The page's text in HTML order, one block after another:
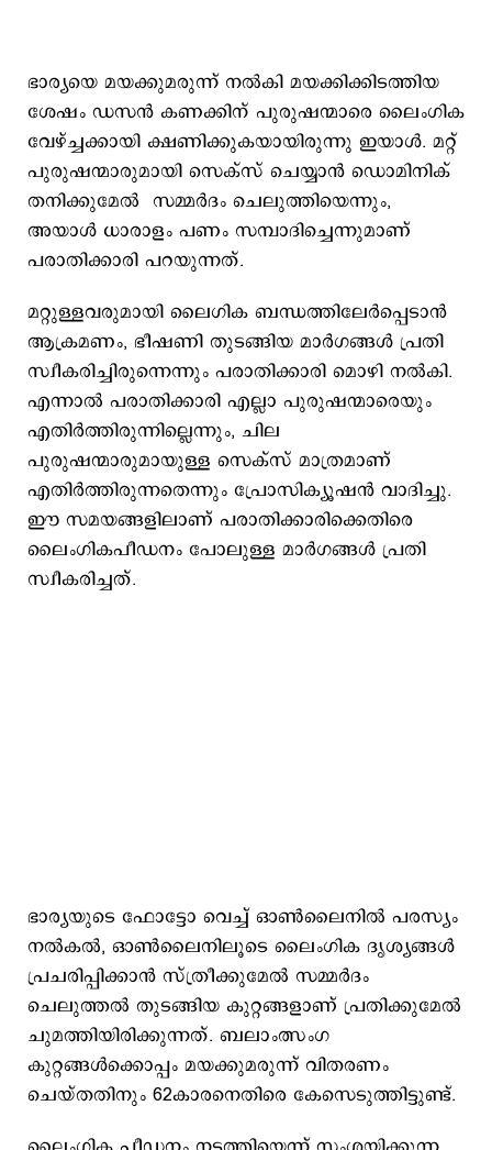
ഭാര്യയെ മയക്കുമരുന്ന് നൽകി മയക്കിക്കിടത്തിയ
ശേഷം ഡസൻ കണക്കിന് പുരുഷന്മാരെ ലൈം​ഗിക
വേഴ്ച്ചക്കായി ക്ഷണിക്കുകയായിരുന്നു ഇയാൾ. മറ്റ്
പുരുഷന്മാരുമായി സെക്സ് ചെയ്യാൻ ഡൊമിനിക്‌
തനിക്കുമേൽ സമ്മർദം ചെലുത്തിയെന്നും,
അയാൾ ധാരാളം പണം സമ്പാദിച്ചെന്നുമാണ്
പരാതിക്കാരി പറയുന്നത്.
മറ്റുള്ളവരുമായി ലൈ​ഗിക ബന്ധത്തിലേർപ്പെടാൻ
ആക്രമണം, ഭീഷണി തുടങ്ങിയ മാർഗങ്ങൾ പ്രതി
സ്വീകരിച്ചിരുന്നെന്നും പരാതിക്കാരി മൊഴി നൽകി.
എന്നാൽ പരാതിക്കാരി എല്ലാ പുരുഷന്മാരെയും
എതിർത്തിരുന്നില്ലെന്നും, ചില
പുരുഷന്മാരുമായുള്ള സെക്സ് മാത്രമാണ്
എതിർത്തിരുന്നതെന്നും പ്രോസിക്യൂഷൻ വാദിച്ചു.
ഈ സമയങ്ങളിലാണ് പരാതിക്കാരിക്കെതിരെ
ലൈംഗികപീഡനം പോലുള്ള മാർഗങ്ങൾ പ്രതി
സ്വീകരിച്ചത്.
ഭാര്യയുടെ ഫോട്ടോ വെച്ച് ഓൺലൈനിൽ പരസ്യം
നൽകൽ, ഓൺലൈനിലൂടെ ലൈംഗിക ദൃശ്യങ്ങൾ
പ്രചരിപ്പിക്കാൻ സ്ത്രീക്കുമേൽ സമ്മ‌ർദം
ചെലുത്തൽ തുടങ്ങിയ കുറ്റങ്ങളാണ് പ്രതിക്കുമേൽ
ചുമത്തിയിരിക്കുന്നത്. ബലാംത്സംഗ
കുറ്റങ്ങൾക്കൊപ്പം മയക്കുമരുന്ന് വിതരണം
ചെയ്‌തതിനും 62കാരനെതിരെ കേസെടുത്തിട്ടുണ്ട്.